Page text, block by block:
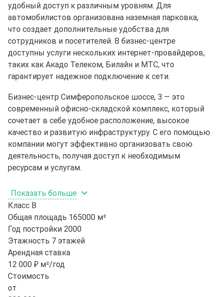
удобный доступ к различным уровням. Для
автомобилистов организована наземная парковка,
что создает дополнительные удобства для
сотрудников и посетителей. В бизнес-центре
доступны услуги нескольких интернет-провайдеров,
таких как Акадо Телеком, Билайн и МТС, что
гарантирует надежное подключение к сети.
Бизнес-центр Симферопольское шоссе, 3 — это
современный офисно-складской комплекс, который
сочетает в себе удобное расположение, высокое
качество и развитую инфраструктуру. С его помощью
компании могут эффективно организовать свою
деятельность, получая доступ к необходимым
ресурсам и услугам.
Показать больше
Класс B
Общая площадь 165000 м²
Год постройки 2000
Этажность 7 этажей
Арендная ставка
12 000 ₽ м²/год
Стоимость
от